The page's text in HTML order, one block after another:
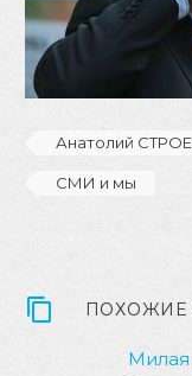
Анатолий
СМИ и мы
ПОХОЖИЕ